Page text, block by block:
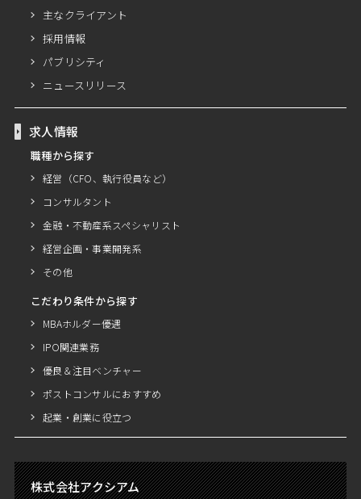
主なクライアント
採用情報
パブリシティ
ニュースリリース
求人情報
職種から探す
経営（CFO、執行役員など）
コンサルタント
金融・不動産系スペシャリスト
経営企画・事業開発系
その他
こだわり条件から探す
MBAホルダー優遇
IPO関連業務
優良＆注目ベンチャー
ポストコンサルにおすすめ
起業・創業に役立つ
株式会社アクシアム